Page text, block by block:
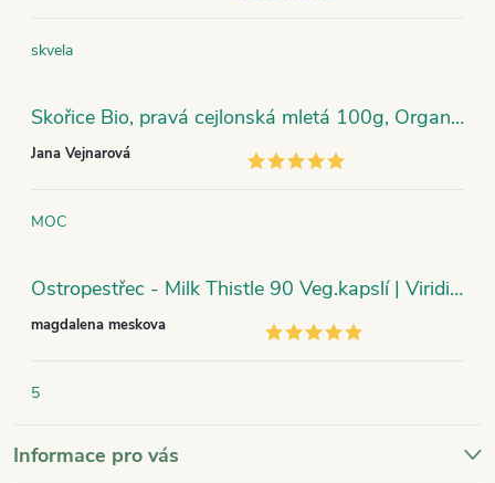
skvela
Skořice Bio, pravá cejlonská mletá 100g, Organic India
Jana Vejnarová
MOC
Ostropestřec - Milk Thistle 90 Veg.kapslí | Viridian
magdalena meskova
5
Informace pro vás